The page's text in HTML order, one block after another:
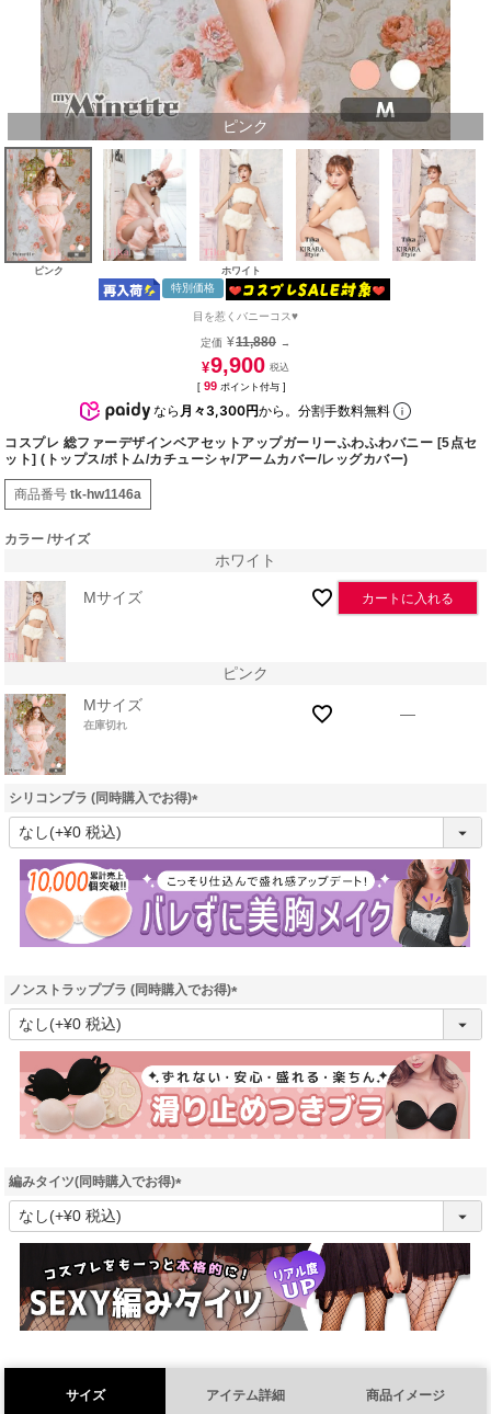
ピンク
ピンク ホワイト
特別価格
目を惹くバニーコス♥
定価 ¥11,880 →
¥9,900
[ 99 ポイント付与 ]
なら 月々3,300円から。分割手数料無料
コスプレ 総ファーデザインベアセットアップガーリーふわふわバニー [5点セ
ット] (トップス/ボトム/カチューシャ/アームカバー/レッグカバー)
商品番号 tk-hw1146a
カラー サイズ
ホワイト
Mサイズ カートに入れる
ピンク
Mサイズ
在庫切れ
—
シリコンブラ (同時購入でお得)
(
須
)
ノンストラップブラ (同時購入でお得)
(
須
)
編みタイツ(同時購入でお得)
(
須
)
サイズ アイテム詳細 商品イメージ